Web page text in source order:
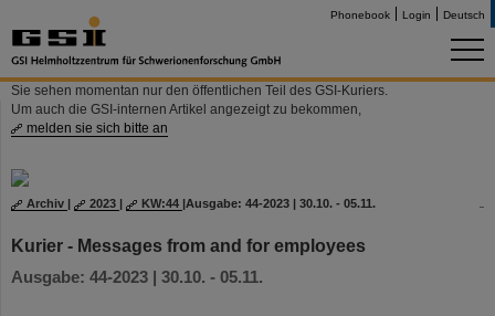
Phonebook Login Deutsch
Sie sehen momentan nur den öffentlichen Teil des GSI-Kuriers.
Um auch die GSI-internen Artikel angezeigt zu bekommen,
melden sie sich bitte an
Archiv | 2023 | KW:44 |Ausgabe: 44-2023 | 30.10. - 05.11.
Kurier - Messages from and for employees
Ausgabe: 44-2023 | 30.10. - 05.11.